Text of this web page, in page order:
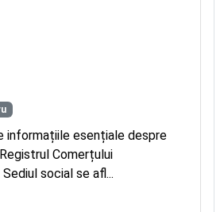
informațiile esențiale despre
Comerțului
social se afl...